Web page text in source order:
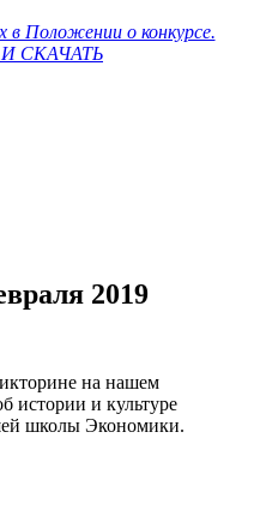
в Положении о конкурсе.
СКАЧАТЬ
2019
на нашем
истории и культуре
школы Экономики.